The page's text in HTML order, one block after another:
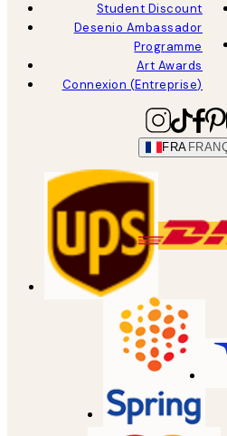
Student Discount
Desenio Ambassador
Programme
Art Awards
Connexion (Entreprise)
FRA